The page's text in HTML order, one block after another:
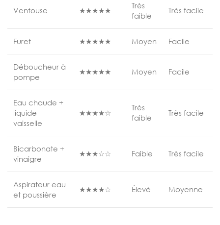
Ventouse ★★★★★
Très
faible
Très facile
Furet ★★★★★ Moyen Facile
Déboucheur à
pompe
★★★★★ Moyen Facile
Eau chaude +
liquide
vaisselle
★★★★☆
Très
faible
Très facile
Bicarbonate +
vinaigre
★★★☆☆ Faible Très facile
Aspirateur eau
et poussière
★★★★☆ Élevé Moyenne